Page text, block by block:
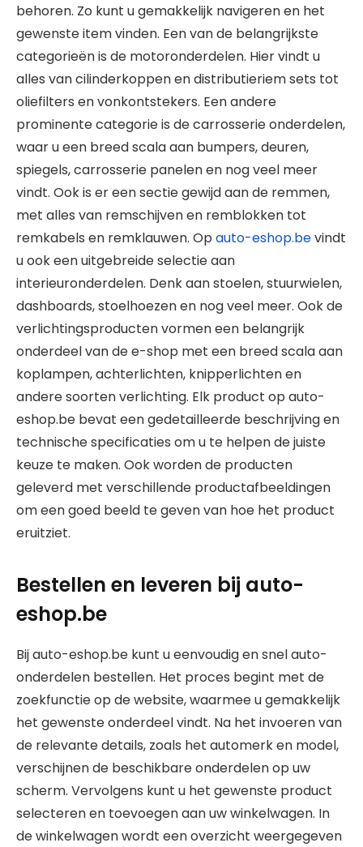
behoren. Zo kunt u gemakkelijk navigeren en het
gewenste item vinden. Een van de belangrijkste
categorieën is de motoronderdelen. Hier vindt u
alles van cilinderkoppen en distributieriem sets tot
oliefilters en vonkontstekers. Een andere
prominente categorie is de carrosserie onderdelen,
waar u een breed scala aan bumpers, deuren,
spiegels, carrosserie panelen en nog veel meer
vindt. Ook is er een sectie gewijd aan de remmen,
met alles van remschijven en remblokken tot
remkabels en remklauwen. Op auto-eshop.bevindt
u ook een uitgebreide selectie aan
interieuronderdelen. Denk aan stoelen, stuurwielen,
dashboards, stoelhoezen en nog veel meer. Ook de
verlichtingsproducten vormen een belangrijk
onderdeel van de e-shop met een breed scala aan
koplampen, achterlichten, knipperlichten en
andere soorten verlichting. Elk product op auto-
eshop.be bevat een gedetailleerde beschrijving en
technische specificaties om u te helpen de juiste
keuze te maken. Ook worden de producten
geleverd met verschillende productafbeeldingen
om een goed beeld te geven van hoe het product
eruitziet.
Bestellen en leveren bij auto-
eshop.be
Bij auto-eshop.be kunt u eenvoudig en snel auto-
onderdelen bestellen. Het proces begint met de
zoekfunctie op de website, waarmee u gemakkelijk
het gewenste onderdeel vindt. Na het invoeren van
de relevante details, zoals het automerk en model,
verschijnen de beschikbare onderdelen op uw
scherm. Vervolgens kunt u het gewenste product
selecteren en toevoegen aan uw winkelwagen. In
de winkelwagen wordt een overzicht weergegeven